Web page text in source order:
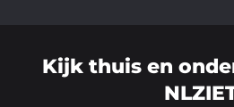
Kijk thuis en